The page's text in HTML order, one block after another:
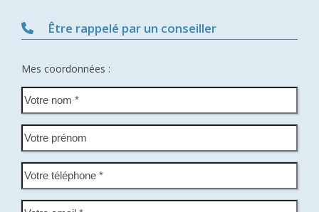
Être rappelé par un conseiller
Mes coordonnées :